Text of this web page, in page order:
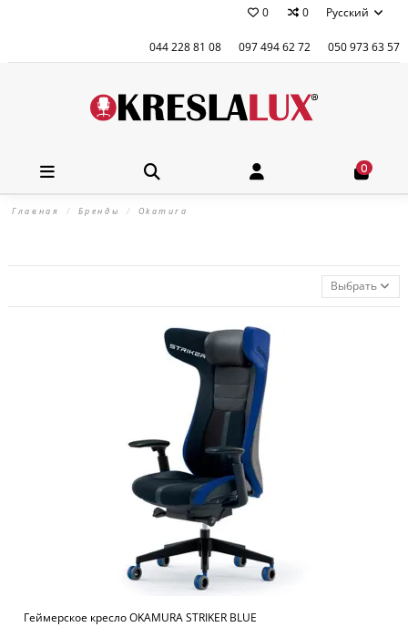
0 0 Русский
044 228 81 08 097 494 62 72 050 973 63 57
0
Главная Бренды Okamura
Выбрать
Геймерское кресло OKAMURA STRIKER BLUE